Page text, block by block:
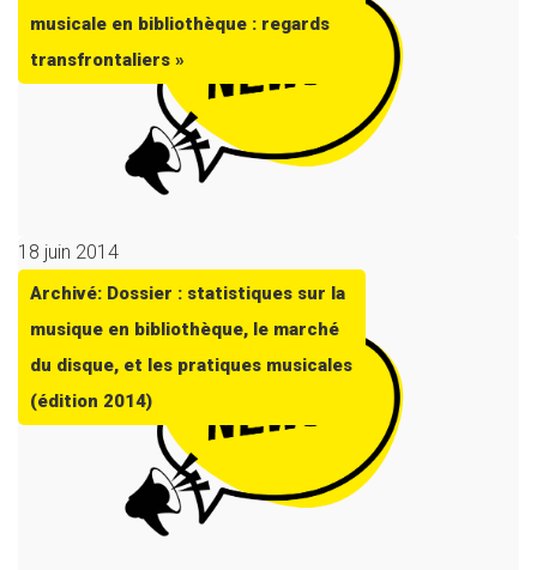
musicale en bibliothèque : regards
transfrontaliers »
18 juin 2014
Archivé: Dossier : statistiques sur la
musique en bibliothèque, le marché
du disque, et les pratiques musicales
(édition 2014)